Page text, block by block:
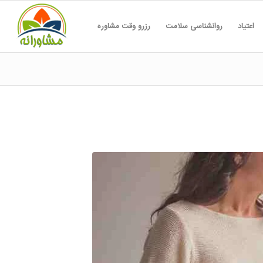
اعتیاد روانشناسی سلامت رزرو وقت مشاوره